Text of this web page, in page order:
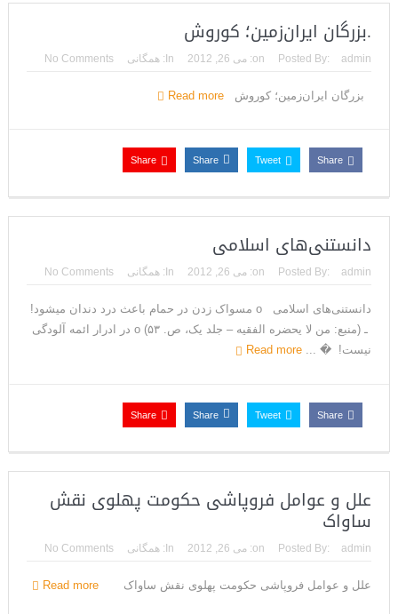
می‌دهیم
.بزرگان ایران‌زمین؛ کوروش
Posted By: admin
on: می 26, 2012 In: همگانی No Comments
بزرگان ایران‌زمین؛ کوروش Read more
Share
Tweet
Share
Share
دانستنی‌های اسلامی
Posted By: admin
on: می 26, 2012 In: همگانی No Comments
دانستنی‌های اسلامی o مسواک زدن در حمام باعث درد دندان میشود!
ـ (منبع: من لا یحضره الفقیه – جلد یک، ص. ۵۳) o در ادرار ائمه آلودگی
نیست! � ... Read more
Share
Tweet
Share
Share
علل و عوامل فروپاشی حکومت پهلوی نقش
ساواک
Posted By: admin
on: می 26, 2012 In: همگانی No Comments
علل و عوامل فروپاشی حکومت پهلوی نقش ساواک Read more